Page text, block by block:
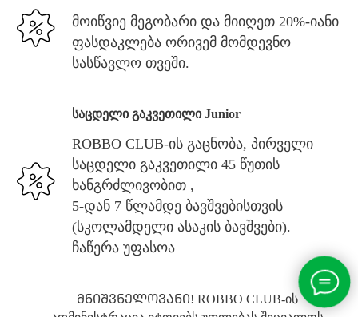
მოიწვიე მეგობარი და მიიღეთ 20%-იანი
ფასდაკლება ორივემ მომდევნო
სასწავლო თვეში.
საცდელი გაკვეთილი Junior
ROBBO CLUB-ის გაცნობა, პირველი
საცდელი გაკვეთილი 45 წუთის
ხანგრძლივობით ,
5-დან 7 წლამდე ბავშვებისთვის
(სკოლამდელი ასაკის ბავშვები).
ჩაწერა უფასოა
ᲛᲜᲘᲨᲕᲜᲔᲚᲝᲕᲐᲜᲘ! ROBBO CLUB-ის